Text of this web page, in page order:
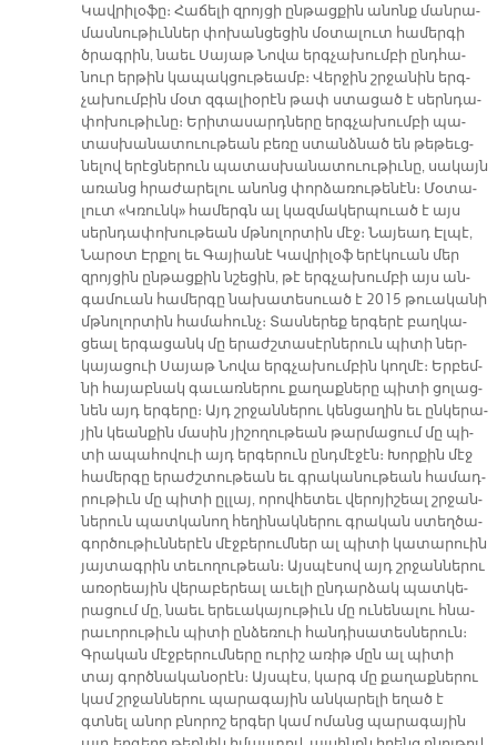
Կավ­րի­լօ­ֆը։ Հա­ճե­լի զրոյ­ցի ըն­թաց­քին ա­նոնք ման­րա­
մաս­նու­թիւն­ներ փո­խան­ցե­ցին մօ­տա­լուտ հա­մեր­գի
ծրագ­րին, նաեւ Սա­յաթ Նո­վա երգ­չա­խում­բի ընդ­հա­
նուր եր­թին կա­պակ­ցու­թեամբ։ Վեր­ջին շրջա­նին երգ­
չա­խում­բին մօտ զգա­լիօ­րէն թափ ստա­ցած է սերն­դա­
փո­խու­թիւ­նը։ Ե­րի­տա­սարդ­նե­րը երգ­չա­խում­բի պա­
տաս­խա­նա­տուու­թեան բե­ռը ստա­նձնած են թե­թեւց­
նե­լով ե­րէց­նե­րուն պա­տաս­խա­նա­տուու­թիւ­նը, սա­կայն
ա­ռանց հրա­ժա­րե­լու ա­նոնց փոր­ձա­ռու­թե­նէն։ Մօ­տա­
լուտ «Կռունկ» հա­մերգն ալ կազ­մա­կեր­պուած է այս
սերն­դա­փո­խու­թեան մթնո­լոր­տին մէջ։ Նա­յեադ Էլ­պէ,
Նա­րօտ Էր­քոլ եւ Գա­յիա­նէ Կավ­րի­լօֆ ե­րէ­կուան մեր
զրոյ­ցին ըն­թաց­քին նշե­ցին, թէ երգ­չա­խում­բի այս ան­
գա­մուան հա­մեր­գը նա­խա­տե­սուած է 2015 թուա­կա­նի
մթնո­լոր­տին հա­մա­հունչ։ Տաս­նե­րեք եր­գե­րէ բաղ­կա­
ցեալ եր­գա­ցանկ մը ե­րաժշ­տա­սէր­նե­րուն պի­տի ներ­
կա­յա­ցուի Սա­յաթ Նո­վա երգ­չա­խում­բին կող­մէ։ Եր­բեմ­
նի հա­յաբ­նակ գա­ւառ­նե­րու քա­ղաք­նե­րը պի­տի ցո­լաց­
նեն այդ եր­գե­րը։ Այդ շրջան­նե­րու կեն­ցա­ղին եւ ըն­կե­րա­
յին կեան­քին մա­սին յի­շո­ղու­թեան թար­մա­ցում մը պի­
տի ա­պա­հո­վուի այդ եր­գե­րուն ընդ­մէ­ջէն։ Խոր­քին մէջ
հա­մեր­գը ե­րաժշ­տու­թեան եւ գրա­կա­նու­թեան հա­մադ­
րու­թիւն մը պի­տի ըլ­լայ, ո­րով­հե­տեւ վե­րո­յի­շեալ շրջան­
նե­րուն պատ­կա­նող հե­ղի­նակ­նե­րու գրա­կան ստեղ­ծա­
գոր­ծու­թիւն­նե­րէն մէջ­բե­րում­ներ ալ պի­տի կա­տա­րուին
յայ­տագ­րին տե­ւո­ղու­թեան։ Այս­պէ­սով այդ շրջան­նե­րու
ա­ռօ­րեա­յին վե­րա­բե­րեալ ա­ւե­լի ըն­դար­ձակ պատ­կե­
րա­ցում մը, նաեւ ե­րե­ւա­կա­յու­թիւն մը ու­նե­նա­լու հնա­
րա­ւո­րու­թիւն պի­տի ըն­ձե­ռուի հան­դի­սա­տես­նե­րուն։
Գրա­կան մէջ­բե­րում­նե­րը ու­րիշ ա­ռիթ մըն ալ պի­տի
տայ գործ­նա­կա­նօ­րէն։ Այս­պէս, կարգ մը քա­ղաք­նե­րու
կամ շրջան­նե­րու պա­րա­գա­յին ան­կա­րե­լի ե­ղած է
գտնել ա­նոր բնո­րոշ եր­գեր կամ ո­մանց պա­րա­գա­յին